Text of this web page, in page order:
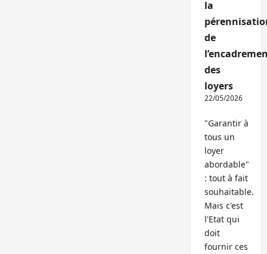
la
de
des
loyers
22/05/2026
"Garantir à
tous un
loyer
abordable"
: tout à fait
souhaitable.
Mais c'est
l'Etat qui
doit
fournir ces